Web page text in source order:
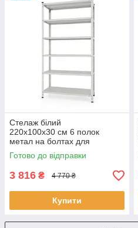
Стелаж білий
220х100х30 см 6 полок
метал на болтах для
виробництва | Стелаж для
вулиці
Готово до відправки
3 816 ₴ 4 770 ₴
Купити